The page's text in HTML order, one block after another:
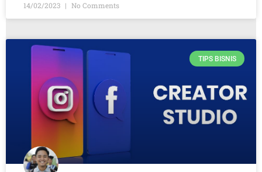
14/02/2023 No Comments
TIPS BISNIS